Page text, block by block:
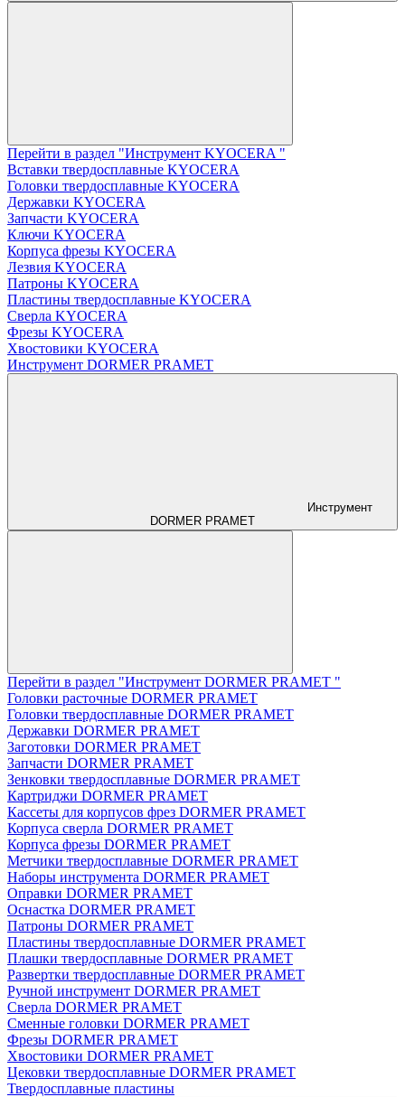
Перейти в раздел "Инструмент KYOCERA "
Вставки твердосплавные KYOCERA
Головки твердосплавные KYOCERA
Державки KYOCERA
Запчасти KYOCERA
Ключи KYOCERA
Корпуса фрезы KYOCERA
Лезвия KYOCERA
Патроны KYOCERA
Пластины твердосплавные KYOCERA
Сверла KYOCERA
Фрезы KYOCERA
Хвостовики KYOCERA
Инструмент DORMER PRAMET
Инструмент
DORMER PRAMET
Перейти в раздел "Инструмент DORMER PRAMET "
Головки расточные DORMER PRAMET
Головки твердосплавные DORMER PRAMET
Державки DORMER PRAMET
Заготовки DORMER PRAMET
Запчасти DORMER PRAMET
Зенковки твердосплавные DORMER PRAMET
Картриджи DORMER PRAMET
Кассеты для корпусов фрез DORMER PRAMET
Корпуса сверла DORMER PRAMET
Корпуса фрезы DORMER PRAMET
Метчики твердосплавные DORMER PRAMET
Наборы инструмента DORMER PRAMET
Оправки DORMER PRAMET
Оснастка DORMER PRAMET
Патроны DORMER PRAMET
Пластины твердосплавные DORMER PRAMET
Плашки твердосплавные DORMER PRAMET
Развертки твердосплавные DORMER PRAMET
Ручной инструмент DORMER PRAMET
Сверла DORMER PRAMET
Сменные головки DORMER PRAMET
Фрезы DORMER PRAMET
Хвостовики DORMER PRAMET
Цековки твердосплавные DORMER PRAMET
Твердосплавные пластины